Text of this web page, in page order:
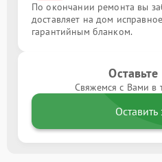
По окончании ремонта вы
доставляет на дом
гарантийным бланком.
Оставьте
Свяжемся с Вами в
Оставить